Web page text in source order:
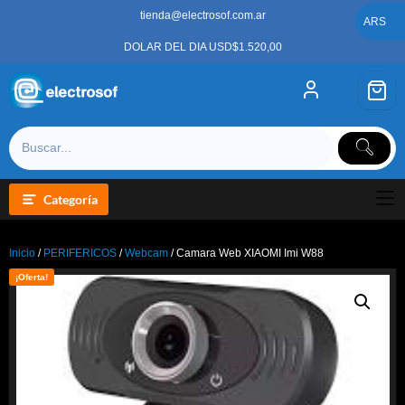
tienda@electrosof.com.ar
DOLAR DEL DIA USD$1.520,00
Categoría
Inicio / PERIFERICOS /Webcam / Camara Web XIAOMI Imi W88
¡Oferta!
ARS